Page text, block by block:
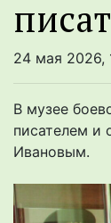
24 мая 2026,
В музее
писателем и
Ивановым.